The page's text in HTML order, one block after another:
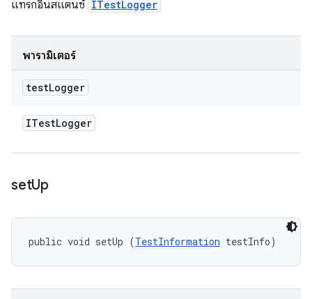
แทรกอินสแตนซ์ ITestLogger
พารามิเตอร์
testLogger
ITestLogger
setUp
public void setUp (TestInformation testInfo)